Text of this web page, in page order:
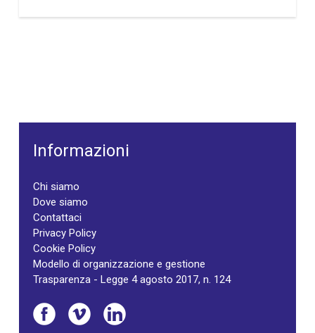
Informazioni
Chi siamo
Dove siamo
Contattaci
Privacy Policy
Cookie Policy
Modello di organizzazione e gestione
Trasparenza - Legge 4 agosto 2017, n. 124